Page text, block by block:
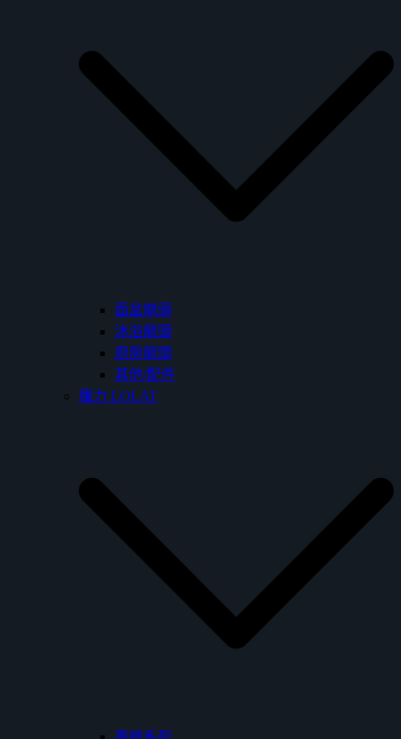
面盆龍頭
沐浴龍頭
廚房龍頭
其他/配件
羅力 LOLAT